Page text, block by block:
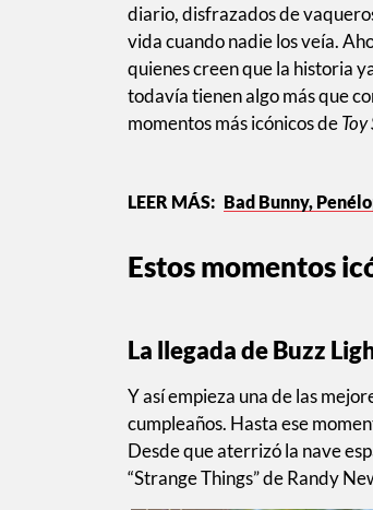
diario, disfrazados de
vida cuando nadie los veía.
quienes creen que la historia
todavía tienen algo más que
momentos más icónicos de
Bad Bunny,
Estos momentos
La llegada de Buzz
Y así empieza una de las
cumpleaños. Hasta ese
Desde que aterrizó la nave
“Strange Things” de Randy